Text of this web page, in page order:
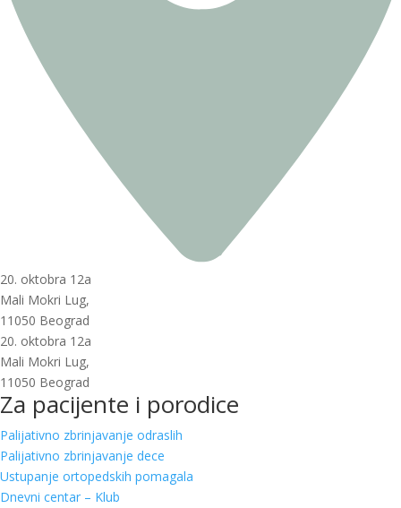
20. oktobra 12a
Mali Mokri Lug,
11050 Beograd
20. oktobra 12a
Mali Mokri Lug,
11050 Beograd
Za pacijente i porodice
Palijativno zbrinjavanje odraslih
Palijativno zbrinjavanje dece
Ustupanje ortopedskih pomagala
Dnevni centar – Klub